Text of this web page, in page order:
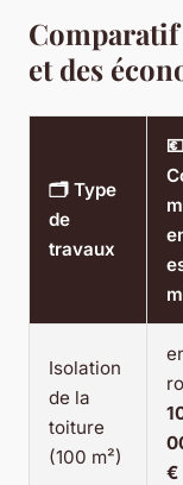
Comparatif
et des
🗂️ Type
de
travaux
💶
Isolation
de la
toiture
(100 m²)
€